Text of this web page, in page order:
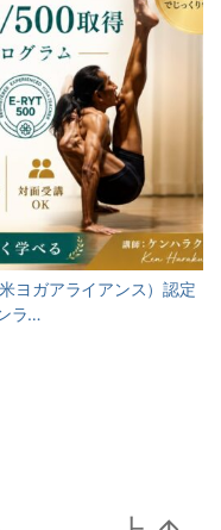
ヨガアライアンス）認定
ラ…